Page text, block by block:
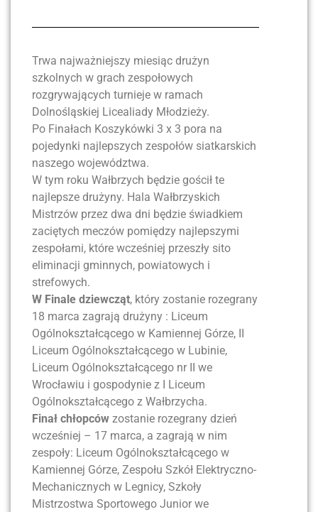
Trwa najważniejszy miesiąc drużyn
szkolnych w grach zespołowych
rozgrywających turnieje w ramach
Dolnośląskiej Licealiady Młodzieży.
Po Finałach Koszykówki 3 x 3 pora na
pojedynki najlepszych zespołów siatkarskich
naszego województwa.
W tym roku Wałbrzych będzie gościł te
najlepsze drużyny. Hala Wałbrzyskich
Mistrzów przez dwa dni będzie świadkiem
zaciętych meczów pomiędzy najlepszymi
zespołami, które wcześniej przeszły sito
eliminacji gminnych, powiatowych i
strefowych.
W Finale dziewcząt, który zostanie rozegrany
18 marca zagrają drużyny : Liceum
Ogólnokształcącego w Kamiennej Górze, II
Liceum Ogólnokształcącego w Lubinie,
Liceum Ogólnokształcącego nr II we
Wrocławiu i gospodynie z I Liceum
Ogólnokształcącego z Wałbrzycha.
Finał chłopców zostanie rozegrany dzień
wcześniej – 17 marca, a zagrają w nim
zespoły: Liceum Ogólnokształcącego w
Kamiennej Górze, Zespołu Szkół Elektryczno-
Mechanicznych w Legnicy, Szkoły
Mistrzostwa Sportowego Junior we